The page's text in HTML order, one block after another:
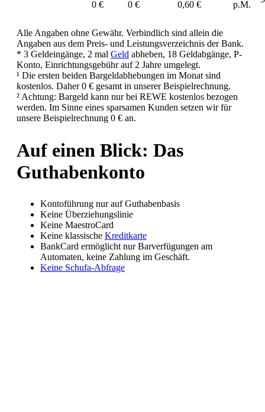
0 €
0 €
0,60 €
p.M.
Alle Angaben ohne Gewähr. Verbindlich sind allein die
Angaben aus dem Preis- und Leistungsverzeichnis der Bank.
* 3 Geldeingänge, 2 mal Geld abheben, 18 Geldabgänge, P-
Konto, Einrichtungsgebühr auf 2 Jahre umgelegt.
¹ Die ersten beiden Bargeldabhebungen im Monat sind
kostenlos. Daher 0 € gesamt in unserer Beispielrechnung.
² Achtung: Bargeld kann nur bei REWE kostenlos bezogen
werden. Im Sinne eines sparsamen Kunden setzen wir für
unsere Beispielrechnung 0 € an.
Auf einen Blick: Das
Guthabenkonto
Kontoführung nur auf Guthabenbasis
Keine Überziehungslinie
Keine MaestroCard
Keine klassische Kreditkarte
BankCard ermöglicht nur Barverfügungen am
Automaten, keine Zahlung im Geschäft.
Keine Schufa-Abfrage